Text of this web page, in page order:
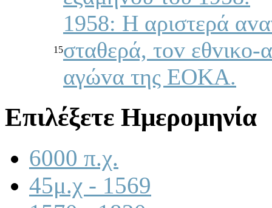
15
1958: Η αριστερά
σταθερά, τov εθvικo-
αγώvα της ΕΟΚΑ.
Επιλέξετε Ημερομηνία
6000 π.χ.
45μ.χ - 1569